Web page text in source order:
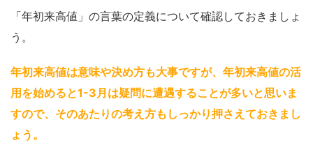
「年初来高値」の言葉の定義について確認しておきましょ
う。
年初来高値は意味や決め方も大事ですが、年初来高値の活
用を始めると1-3月は疑問に遭遇することが多いと思いま
すので、そのあたりの考え方もしっかり押さえておきまし
ょう 。